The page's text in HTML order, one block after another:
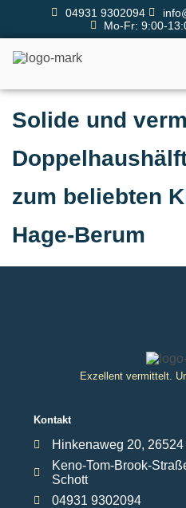
04931 9302094
Mo-Fr: 9:00-
Solide und
zum beliebten
Hage-Berum
Exzellent vermittelt.
Kontakt
Hinkenaweg 20,
Keno-Tom-Brook-
Schott
04931 9302094